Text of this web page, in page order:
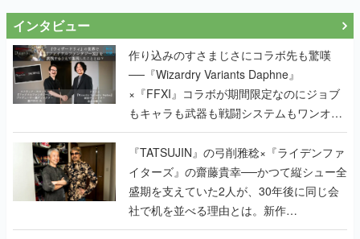
インタビュー
作り込みのすさまじさにコラボ先も驚嘆
──『Wizardry Variants Daphne』
×『FFXI』コラボが期間限定なのにジョブ
もキャラも武器も戦闘システムもワンオフ
で作り込まれた理由を両ディレクターに聞
く
『TATSUJIN』の弓削雅稔×『ライデンファ
イターズ』の齋藤貴幸──かつて縦シュー全
盛期を支えていた2人が、30年後に同じ会
社で机を並べる理由とは。新作
『TATSUJIN EXTREME』で初タッグを組